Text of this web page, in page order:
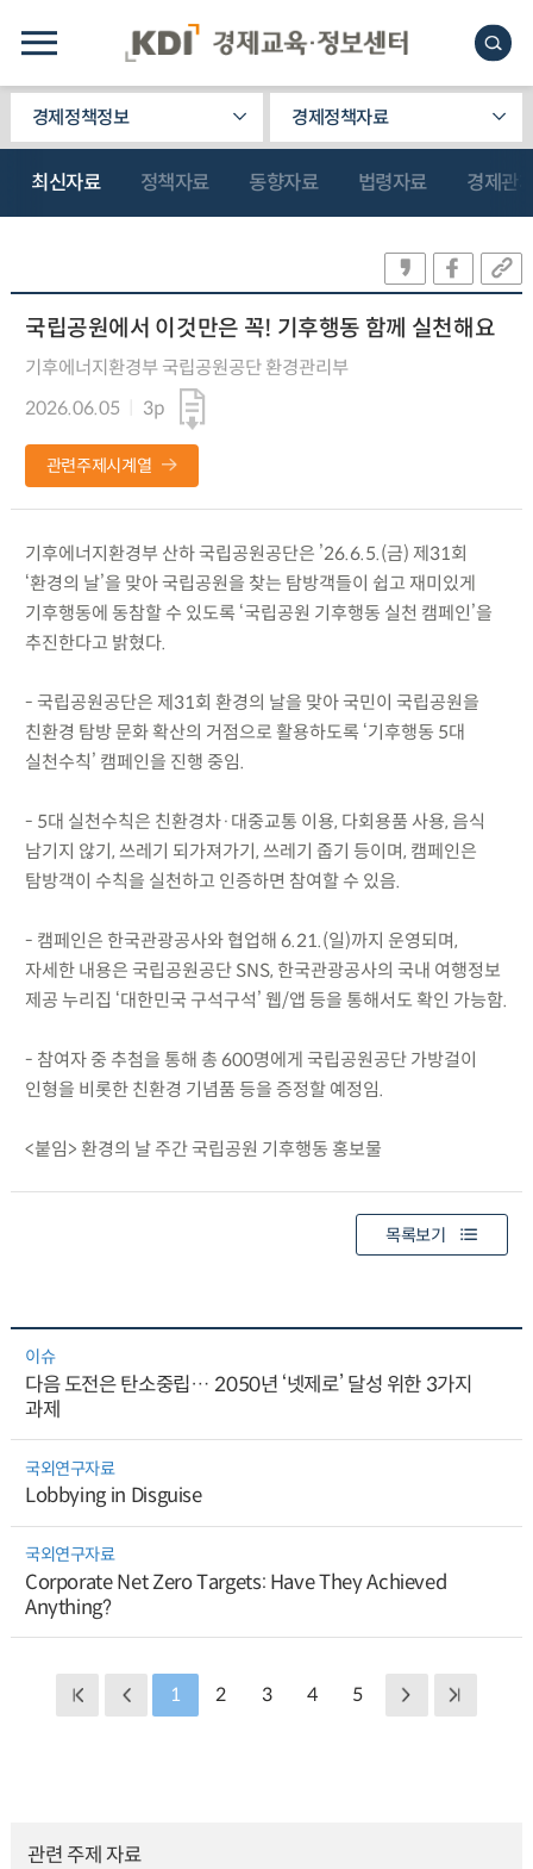
경제정책정보 경제정책자료
최신자료 정책자료 동향자료 법령자료 경제관
국립공원에서 이것만은 꼭! 기후행동 함께 실천해요
기후에너지환경부 국립공원공단 환경관리부
2026.06.05
3p
관련주제시계열
기후에너지환경부 산하 국립공원공단은 ’26.6.5.(금) 제31회
‘환경의 날’을 맞아 국립공원을 찾는 탐방객들이 쉽고 재미있게
기후행동에 동참할 수 있도록 ‘국립공원 기후행동 실천 캠페인’을
추진한다고 밝혔다.
- 국립공원공단은 제31회 환경의 날을 맞아 국민이 국립공원을
친환경 탐방 문화 확산의 거점으로 활용하도록 ‘기후행동 5대
실천수칙’ 캠페인을 진행 중임.
- 5대 실천수칙은 친환경차·대중교통 이용, 다회용품 사용, 음식
남기지 않기, 쓰레기 되가져가기, 쓰레기 줍기 등이며, 캠페인은
탐방객이 수칙을 실천하고 인증하면 참여할 수 있음.
- 캠페인은 한국관광공사와 협업해 6.21.(일)까지 운영되며,
자세한 내용은 국립공원공단 SNS, 한국관광공사의 국내 여행정보
제공 누리집 ‘대한민국 구석구석’ 웹/앱 등을 통해서도 확인 가능함.
- 참여자 중 추첨을 통해 총 600명에게 국립공원공단 가방걸이
인형을 비롯한 친환경 기념품 등을 증정할 예정임.
<붙임> 환경의 날 주간 국립공원 기후행동 홍보물
목록보기
이슈
다음 도전은 탄소중립… 2050년 ‘넷제로’ 달성 위한 3가지
과제
국외연구자료
Lobbying in Disguise
국외연구자료
Corporate Net Zero Targets: Have They Achieved
Anything?
1 2 3 4 5
관련 주제 자료